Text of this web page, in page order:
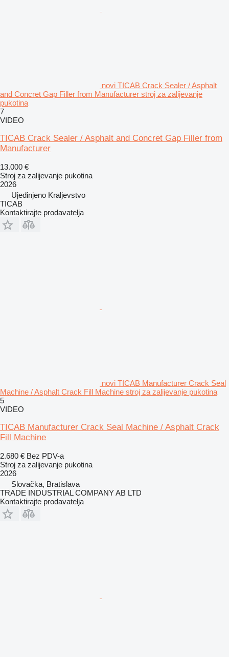
novi TICAB Crack Sealer / Asphalt
and Concret Gap Filler from Manufacturer stroj za zalijevanje
pukotina
7
VIDEO
TICAB Crack Sealer / Asphalt and Concret Gap Filler from
Manufacturer
13.000 €
Stroj za zalijevanje pukotina
2026
Ujedinjeno Kraljevstvo
TICAB
Kontaktirajte prodavatelja
novi TICAB Manufacturer Crack Seal
Machine / Asphalt Crack Fill Machine stroj za zalijevanje pukotina
5
VIDEO
TICAB Manufacturer Crack Seal Machine / Asphalt Crack
Fill Machine
2.680 € Bez PDV-a
Stroj za zalijevanje pukotina
2026
Slovačka, Bratislava
TRADE INDUSTRIAL COMPANY AB LTD
Kontaktirajte prodavatelja